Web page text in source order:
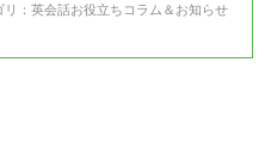
： 英会話お役立ちコラム＆お知らせ